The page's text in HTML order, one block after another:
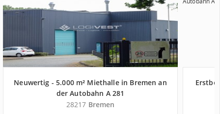
Neuwertig - 5.000 m² Miethalle in Bremen an
der Autobahn A 281
28217 Bremen